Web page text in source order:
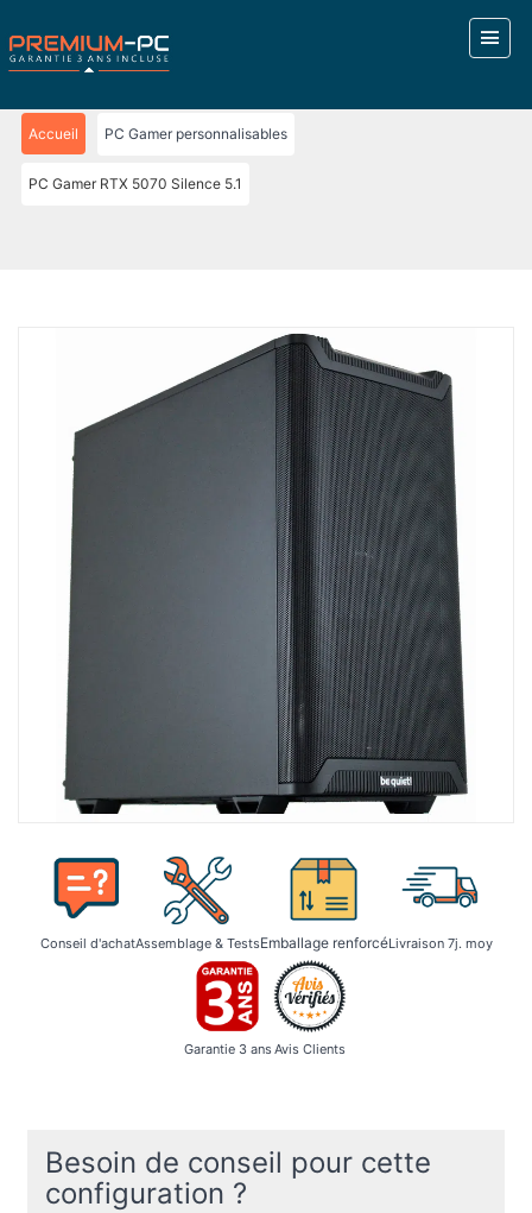
Accueil PC Gamer personnalisables
PC Gamer RTX 5070 Silence 5.1
Conseil d'achatAssemblage & TestsEmballage renforcéLivraison 7j. moy
Garantie 3 ansAvis Clients
Besoin de conseil pour cette
configuration ?